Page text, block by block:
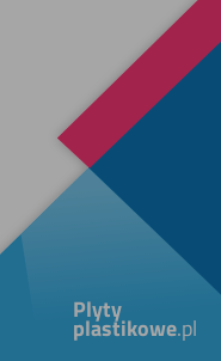
Plyty
plastikowe.pl